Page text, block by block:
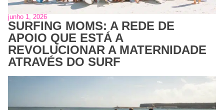
junho 1, 2026
SURFING MOMS: A REDE DE
APOIO QUE ESTÁ A
REVOLUCIONAR A MATERNIDADE
ATRAVÉS DO SURF